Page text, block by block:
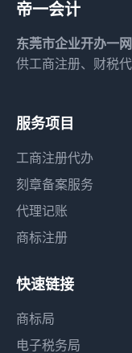
帝一会计
东莞市企业开办一
供工商注册、财税
服务项目
工商注册代办
刻章备案服务
代理记账
商标注册
快速链接
商标局
电子税务局